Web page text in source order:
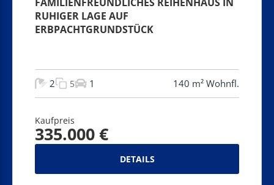
RUHIGER LAGE AUF
ERBPACHTGRUNDSTÜCK
2 5 1 140 m² Wohnfl.
Kaufpreis
335.000 €
DETAILS